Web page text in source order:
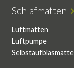
Schlafmatten
Luftmatten
Luftpumpe
Selbstaufblasmatte